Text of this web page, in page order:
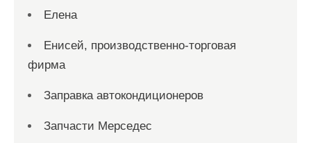
Елена
Енисей, производственно-торговая
фирма
Заправка автокондиционеров
Запчасти Мерседес